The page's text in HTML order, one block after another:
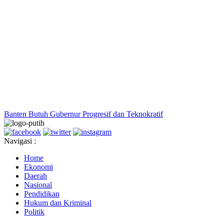
Banten Butuh Gubernur Progresif dan Teknokratif
Navigasi :
Home
Ekonomi
Daerah
Nasional
Pendidikan
Hukum dan Kriminal
Politik